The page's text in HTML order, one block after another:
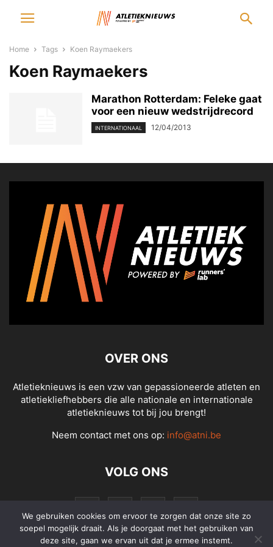
Home Tags Koen Raymaekers
Koen Raymaekers
Marathon Rotterdam: Feleke gaat
voor een nieuw wedstrijdrecord
INTERNATIONAAL 12/04/2013
OVER ONS
Atletieknieuws is een vzw van gepassioneerde atleten en
atletiekliefhebbers die alle nationale en internationale
atletieknieuws tot bij jou brengt!
Neem contact met ons op: info@atni.be
VOLG ONS
We gebruiken cookies om ervoor te zorgen dat onze site zo
soepel mogelijk draait. Als je doorgaat met het gebruiken van
deze site, gaan we ervan uit dat je ermee instemt.